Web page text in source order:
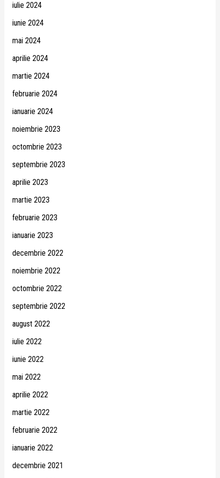
iulie 2024
iunie 2024
mai 2024
aprilie 2024
martie 2024
februarie 2024
ianuarie 2024
noiembrie 2023
octombrie 2023
septembrie 2023
aprilie 2023
martie 2023
februarie 2023
ianuarie 2023
decembrie 2022
noiembrie 2022
octombrie 2022
septembrie 2022
august 2022
iulie 2022
iunie 2022
mai 2022
aprilie 2022
martie 2022
februarie 2022
ianuarie 2022
decembrie 2021